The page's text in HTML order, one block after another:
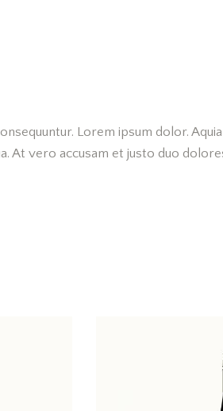
Lorem ipsum dolor.
At vero accusam et justo duo